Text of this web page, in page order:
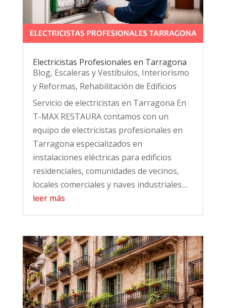
Electricistas Profesionales en Tarragona
Blog, Escaleras y Vestíbulos, Interiorismo
y Reformas, Rehabilitación de Edificios
Servicio de electricistas en Tarragona En
T-MAX RESTAURA contamos con un
equipo de electricistas profesionales en
Tarragona especializados en
instalaciones eléctricas para edificios
residenciales, comunidades de vecinos,
locales comerciales y naves industriales....
leer más